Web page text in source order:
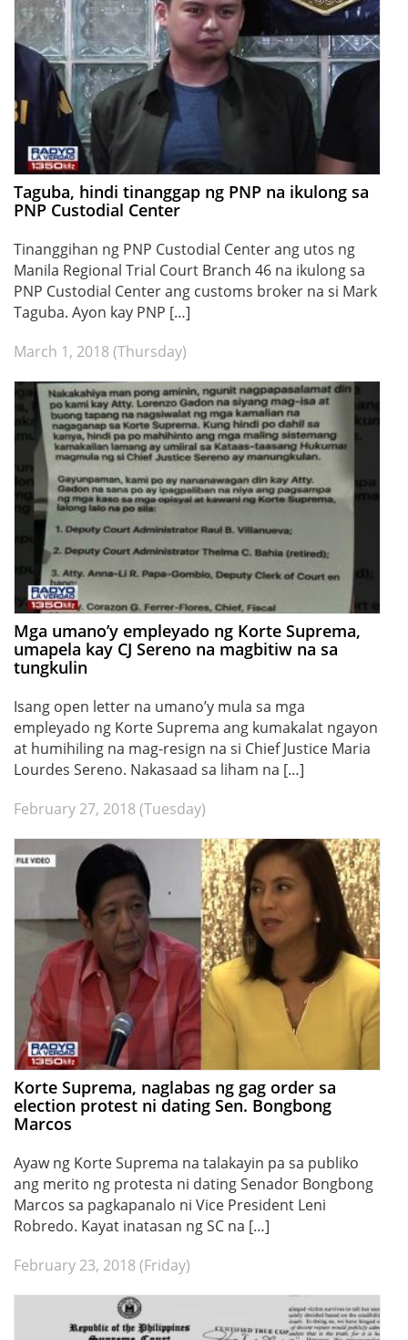
Taguba, hindi tinanggap ng PNP na ikulong sa
PNP Custodial Center
Tinanggihan ng PNP Custodial Center ang utos ng
Manila Regional Trial Court Branch 46 na ikulong sa
PNP Custodial Center ang customs broker na si Mark
Taguba. Ayon kay PNP […]
March 1, 2018 (Thursday)
Mga umano’y empleyado ng Korte Suprema,
umapela kay CJ Sereno na magbitiw na sa
tungkulin
Isang open letter na umano’y mula sa mga
empleyado ng Korte Suprema ang kumakalat ngayon
at humihiling na mag-resign na si Chief Justice Maria
Lourdes Sereno. Nakasaad sa liham na […]
February 27, 2018 (Tuesday)
Korte Suprema, naglabas ng gag order sa
election protest ni dating Sen. Bongbong
Marcos
Ayaw ng Korte Suprema na talakayin pa sa publiko
ang merito ng protesta ni dating Senador Bongbong
Marcos sa pagkapanalo ni Vice President Leni
Robredo. Kayat inatasan ng SC na […]
February 23, 2018 (Friday)